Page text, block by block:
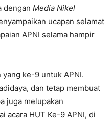
dengan Media Nikel
ucapan selamat
APNI selama hampir
yang ke-9 untuk APNI.
dan tetap membuat
juga melupakan
acara HUT Ke-9 APNI, di